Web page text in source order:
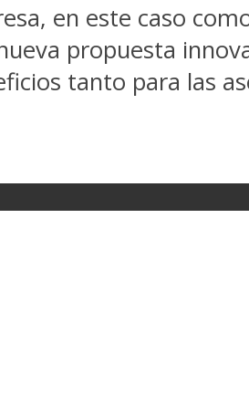
en este caso
propuesta
tanto para las